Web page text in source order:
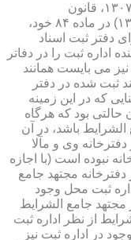
به تبعیت از قانون دفاتر اسناد رسمی سال ۱۳۰۷، قانون
جدیدالتصویب (قانون ثبت اسناد و املاك ۱۳۱۰) در ماده ۸۴ خود،
دفتر ثبت اسناد
اداره ثبت را در دفاتر
می بایست همانند
ثبت شده در دفتر
كه در این زمینه
بود و آن حالتی بود كه هرگاه
باشد، در آن
وی و مآلا
نبوده است (با اجازه
مجتهد جامع
ثبت محل وجود
جامع الشرایط
از نظر اداره ثبت
در اداره ثبت نیز